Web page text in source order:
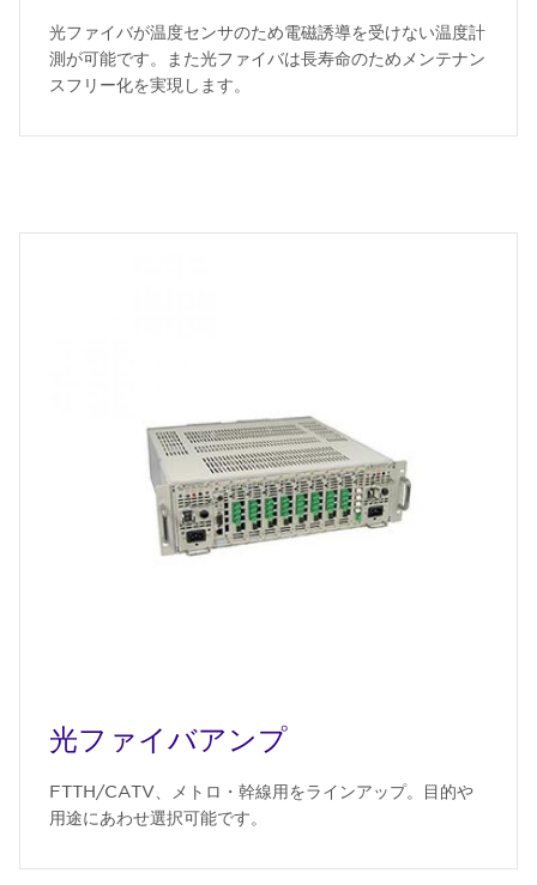
光ファイバが温度センサのため電磁誘導を受けない温度計
測が可能です。また光ファイバは長寿命のためメンテナン
スフリー化を実現します。
光ファイバアンプ
FTTH/CATV、メトロ・幹線用をラインアップ。目的や
用途にあわせ選択可能です。